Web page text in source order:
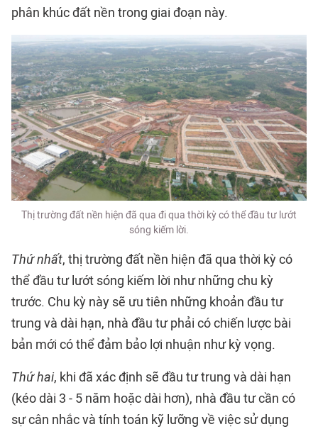
phân khúc đất nền trong giai đoạn này.
Thị trường đất nền hiện đã qua đi qua thời kỳ có thể đầu tư lướt
sóng kiếm lời.
Thứ nhất, thị trường đất nền hiện đã qua thời kỳ có
thể đầu tư lướt sóng kiếm lời như những chu kỳ
trước. Chu kỳ này sẽ ưu tiên những khoản đầu tư
trung và dài hạn, nhà đầu tư phải có chiến lược bài
bản mới có thể đảm bảo lợi nhuận như kỳ vọng.
Thứ hai, khi đã xác định sẽ đầu tư trung và dài hạn
(kéo dài 3 - 5 năm hoặc dài hơn), nhà đầu tư cần có
sự cân nhắc và tính toán kỹ lưỡng về việc sử dụng